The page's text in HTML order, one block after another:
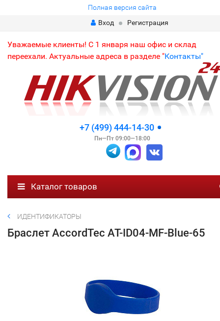
Полная версия сайта
Вход
Регистрация
Уважаемые клиенты! С 1 января наш офис и склад
переехали. Актуальные адреса в разделе "Контакты"
+7 (499) 444-14-30
Пн—Пт 09:00—18:00
Каталог товаров
ИДЕНТИФИКАТОРЫ
Браслет AccordTec AT-ID04-MF-Blue-65